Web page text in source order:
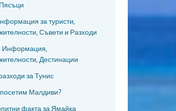
за туристи,
Съвети и Разходи
Информация,
Дестинации
за Тунис
посетим Малдиви?
факта за Ямайка